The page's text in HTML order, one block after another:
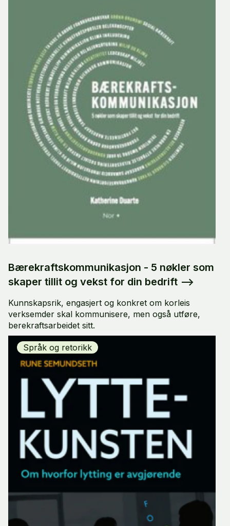
Bærekraftskommunikasjon - 5 nøkler som
skaper tillit og vekst for din bedrift -->
Kunnskapsrik, engasjert og konkret om korleis
verksemder skal kommunisere, men også utføre,
berekraftsarbeidet sitt.
Språk og retorikk